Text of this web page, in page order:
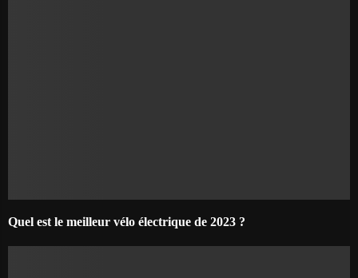
Quel est le meilleur vélo électrique de 2023 ?